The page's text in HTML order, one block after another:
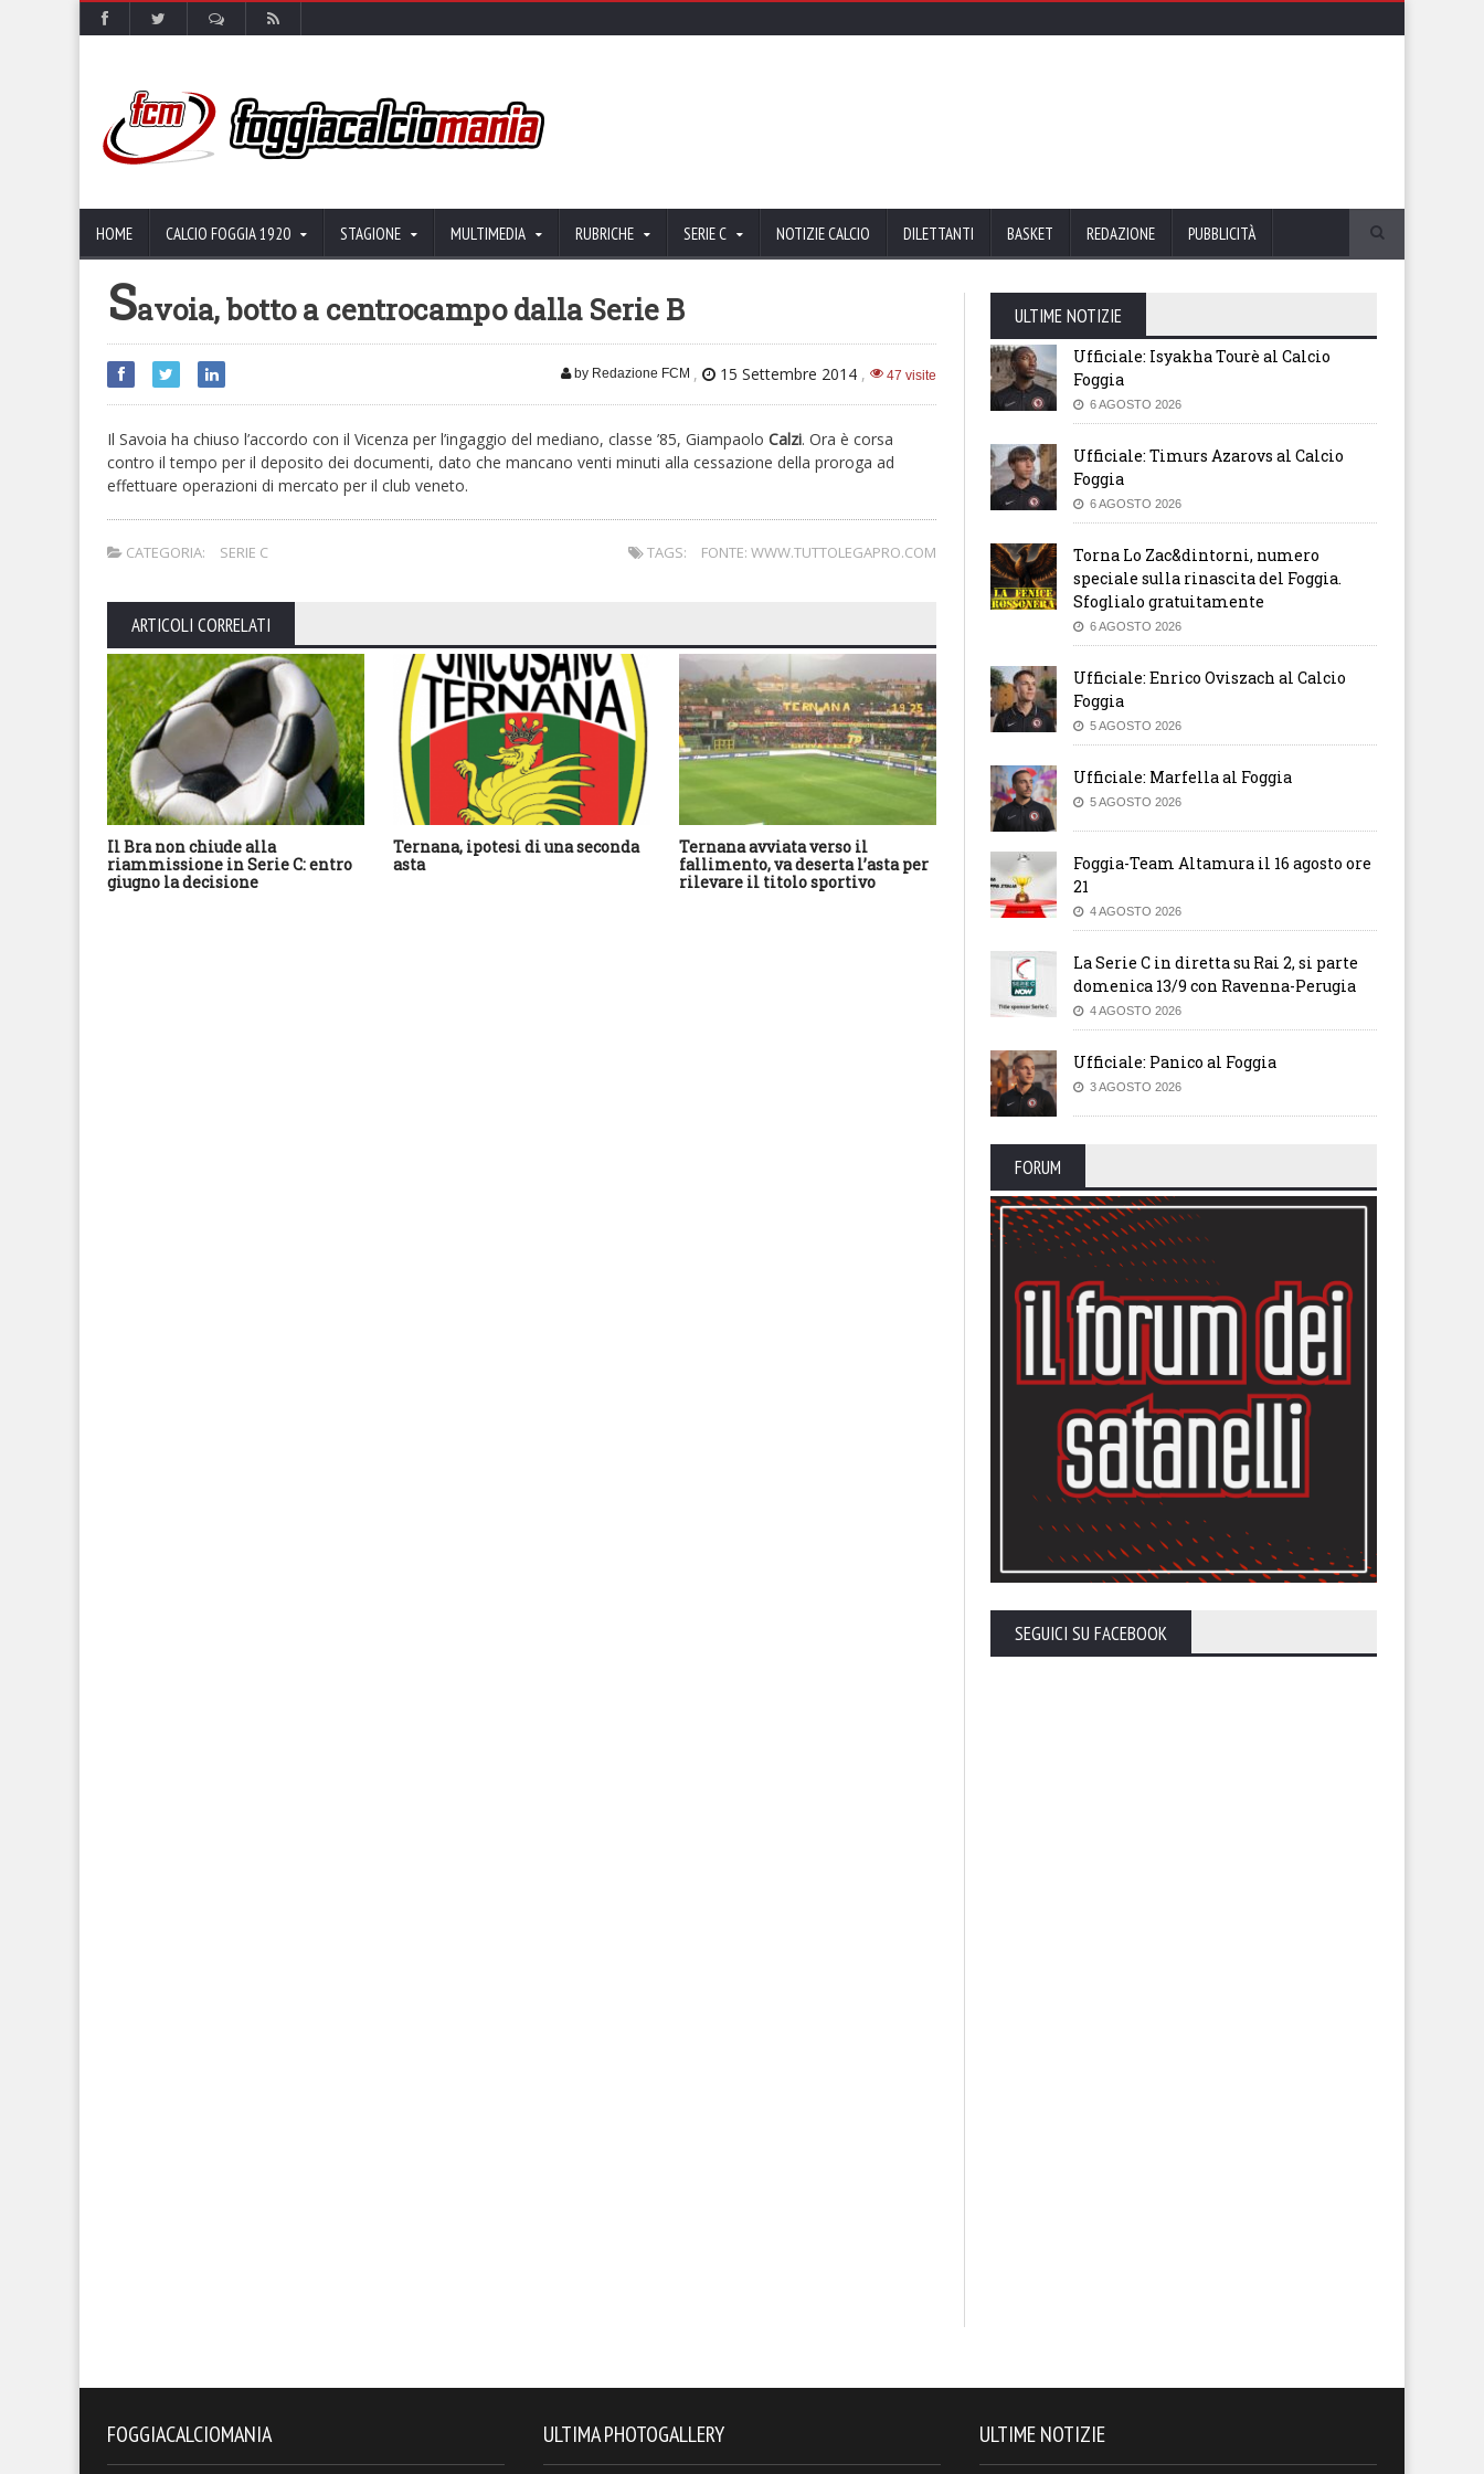
HOME CALCIO FOGGIA 1920 STAGIONE MULTIMEDIA RUBRICHE SERIE C NOTIZIE CALCIO DILETTANTI BASKET REDAZIONE PUBBLICITÀ
Savoia, botto a centrocampo dalla Serie B
by Redazione FCM , 15 Settembre 2014 , 47 visite
Il Savoia ha chiuso l’accordo con il Vicenza per l’ingaggio del mediano, classe ’85, Giampaolo Calzi. Ora è corsa
contro il tempo per il deposito dei documenti, dato che mancano venti minuti alla cessazione della proroga ad
effettuare operazioni di mercato per il club veneto.
CATEGORIA: SERIE C TAGS: FONTE: WWW.TUTTOLEGAPRO.COM
ARTICOLI CORRELATI
Il Bra non chiude alla
riammissione in Serie C: entro
giugno la decisione
Ternana, ipotesi di una seconda
asta
Ternana avviata verso il
fallimento, va deserta l’asta per
rilevare il titolo sportivo
Antonini: “Penalizzazione non
ha di che esistere. Nostra
salvezza i punti che devono
restituirci”
campionato: -5 in classifica
ULTIME NOTIZIE
Ufficiale: Isyakha Tourè al Calcio
Foggia
6 AGOSTO 2026
Ufficiale: Timurs Azarovs al Calcio
Foggia
6 AGOSTO 2026
Torna Lo Zac&dintorni, numero
speciale sulla rinascita del Foggia.
Sfoglialo gratuitamente
6 AGOSTO 2026
Ufficiale: Enrico Oviszach al Calcio
Foggia
5 AGOSTO 2026
Ufficiale: Marfella al Foggia
5 AGOSTO 2026
Foggia-Team Altamura il 16 agosto ore
21
4 AGOSTO 2026
La Serie C in diretta su Rai 2, si parte
domenica 13/9 con Ravenna-Perugia
4 AGOSTO 2026
Ufficiale: Panico al Foggia
3 AGOSTO 2026
FORUM
SEGUICI SU FACEBOOK
FOGGIACALCIOMANIA ULTIMA PHOTOGALLERY ULTIME NOTIZIE